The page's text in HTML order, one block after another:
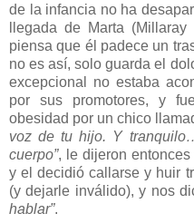
de la infancia no ha
llegada de Marta
piensa que él padece un
no es así, solo guarda el
excepcional no estaba
por sus promotores, y
obesidad por un chico
voz de tu hijo. Y
cuerpo”, le dijeron
y el decidió callarse y huir
(y dejarle inválido), y nos
hablar”.